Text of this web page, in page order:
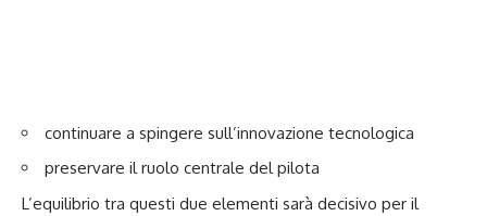
continuare a spingere sull’innovazione tecnologica
preservare il ruolo centrale del pilota
L’equilibrio tra questi due elementi sarà decisivo per il